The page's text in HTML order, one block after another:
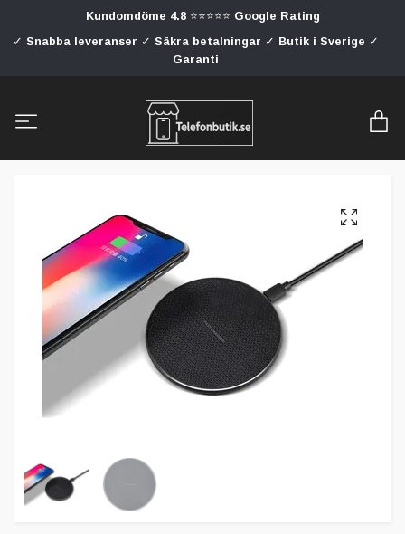
Kundomdöme 4.8 ⭐⭐⭐⭐⭐ Google Rating
✓ Snabba leveranser ✓ Säkra betalningar ✓ Butik i Sverige ✓
Garanti